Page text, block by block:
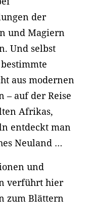
der
und Magiern
Und selbst
aus modernen
– auf der Reise
Afrikas,
entdeckt man
Neuland …
und
verführt hier
zum Blättern